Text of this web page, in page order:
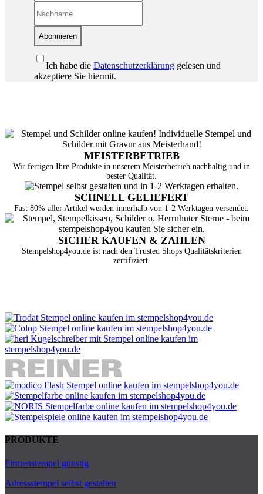
Abonnieren
Ich habe die Datenschutzerklärung gelesen und
akzeptiere Sie hiermit.
MEISTERBETRIEB
Wir fertigen Ihre Produkte in unserem Meisterbetrieb nachhaltig und in
bester Qualität.
SCHNELL GELIEFERT
Fast 80% aller Artikel werden innerhalb von 1-2 Werktagen versendet.
SICHER KAUFEN & ZAHLEN
Stempelshop4you.de ist nach den Trusted Shops Qualitätskriterien
zertifiziert.
PRODUKTE
Firmenstempel günstig
Adressstempel selbst gestalten